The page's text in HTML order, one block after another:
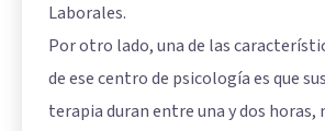
Laborales.
Por otro lado, una de las
de ese centro de psicología es que
terapia duran entre una y dos horas,